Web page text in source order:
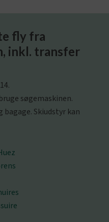
fly fra
inkl. transfer
søgemaskinen.
Skiudstyr kan